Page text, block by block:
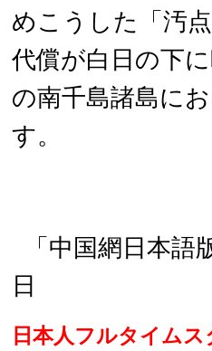
めこうした「汚
代償が白日の下
の南千島諸島に
す。
「中国網日本
日
日本人フルタイム